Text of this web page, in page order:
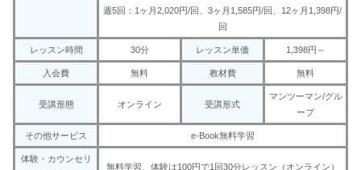
週5回：1ヶ月2,020円/回、3ヶ月1,585円/回、12ヶ月1,398円/
回
レッスン時間 30分 レッスン単価 1,398円～
入会費 無料 教材費 無料
受講形態 オンライン 受講形式
マンツーマン/グル
ープ
その他サービス e-Book無料学習
体験・カウンセリ
無料学習、体験は100円で1回30分レッスン（オンライン）